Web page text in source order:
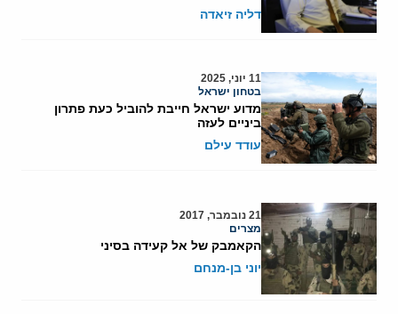
דליה זיאדה
11 יוני, 2025
בטחון ישראל
מדוע ישראל חייבת להוביל כעת פתרון
ביניים לעזה
עודד עילם
21 נובמבר, 2017
מצרים
הקאמבק של אל קעידה בסיני
יוני בן-מנחם